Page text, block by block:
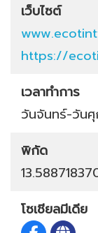
เว็บไซต์
https://
เวลาทำการ
วันจันทร์-วัน
พิกัด
โซเชียลมีเดีย